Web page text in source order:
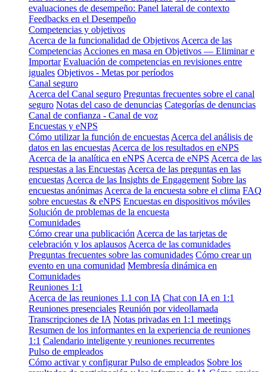
evaluaciones de desempeño: Panel lateral de contexto
Feedbacks en el Desempeño
Competencias y objetivos
Acerca de la funcionalidad de Objetivos Acerca de las
Competencias Acciones en masa en Objetivos — Eliminar e
Importar Evaluación de competencias en revisiones entre
iguales Objetivos - Metas por períodos
Canal seguro
Acerca del Canal seguro Preguntas frecuentes sobre el canal
seguro Notas del caso de denuncias Categorías de denuncias
Canal de confianza - Canal de voz
Encuestas y eNPS
Cómo utilizar la función de encuestas Acerca del análisis de
datos en las encuestas Acerca de los resultados en eNPS
Acerca de la analítica en eNPS Acerca de eNPS Acerca de las
respuestas a las Encuestas Acerca de las preguntas en las
encuestas Acerca de las Insights de Engagement Sobre las
encuestas anónimas Acerca de la encuesta sobre el clima FAQ
sobre encuestas & eNPS Encuestas en dispositivos móviles
Solución de problemas de la encuesta
Comunidades
Cómo crear una publicación Acerca de las tarjetas de
celebración y los aplausos Acerca de las comunidades
Preguntas frecuentes sobre las comunidades Cómo crear un
evento en una comunidad Membresía dinámica en
Comunidades
Reuniones 1:1
Acerca de las reuniones 1.1 con IA Chat con IA en 1:1
Reuniones presenciales Reunión por videollamada
Transcripciones de IA Notas privadas en 1:1 meetings
Resumen de los informantes en la experiencia de reuniones
1:1 Calendario inteligente y reuniones recurrentes
Pulso de empleados
Cómo activar y configurar Pulso de empleados Sobre los